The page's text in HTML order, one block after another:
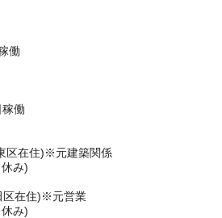
働
働
区在住)※元建築関係
み)
区在住)※元営業
み)